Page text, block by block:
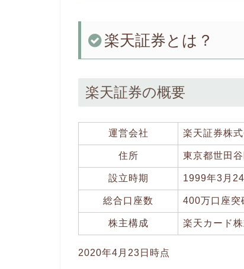
楽天証券とは？
楽天証券の概要
運営会社 楽天証券株
住所 東京都世田
設立時期 1999年3月24
総合口座数 400万口座突
株主構成 楽天カード
2020年4月23日時点